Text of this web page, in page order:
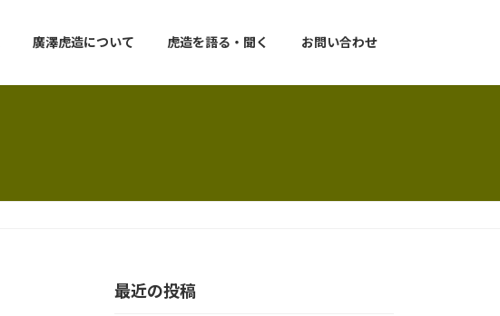
廣澤虎造について 虎造を語る・聞く お問い合わせ
最近の投稿